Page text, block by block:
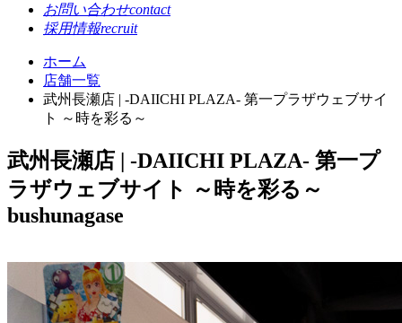
お問い合わせcontact
採用情報recruit
ホーム
店舗一覧
武州長瀬店 | -DAIICHI PLAZA- 第一プラザウェブサイ
ト ～時を彩る～
武州長瀬店 | -DAIICHI PLAZA- 第一プ
ラザウェブサイト ～時を彩る～
bushunagase